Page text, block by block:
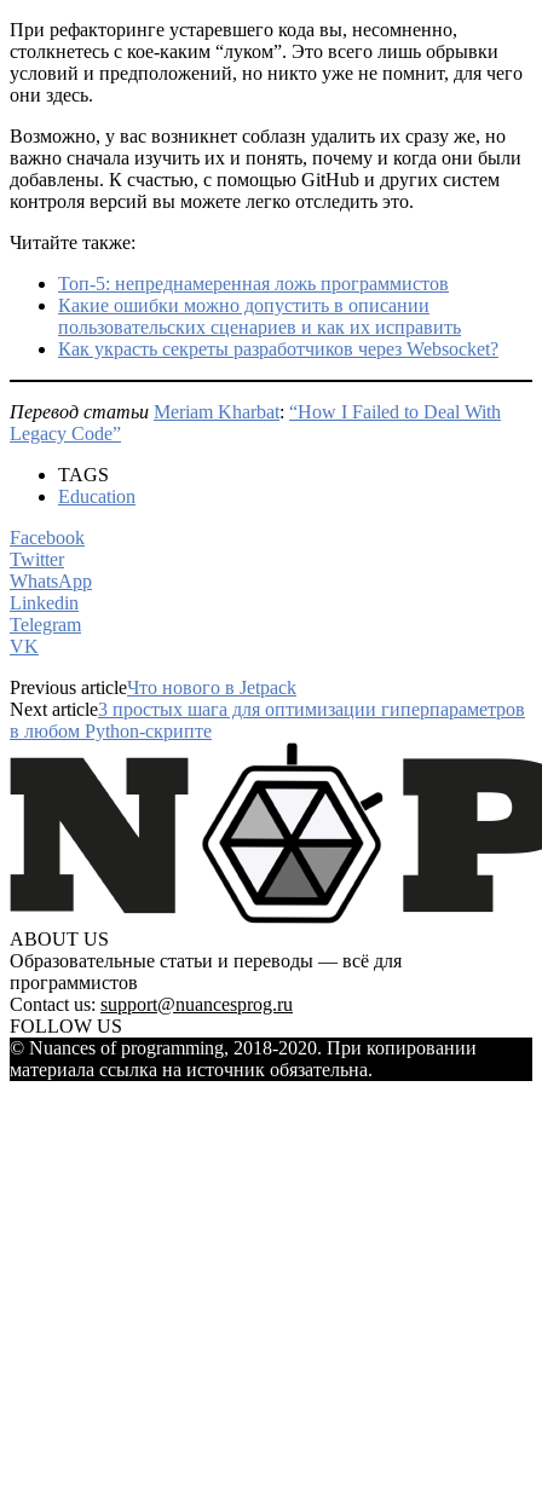
При рефакторинге устаревшего кода вы, несомненно,
столкнетесь с кое-каким “луком”. Это всего лишь обрывки
условий и предположений, но никто уже не помнит, для чего
они здесь.
Возможно, у вас возникнет соблазн удалить их сразу же, но
важно сначала изучить их и понять, почему и когда они были
добавлены. К счастью, с помощью GitHub и других систем
контроля версий вы можете легко отследить это.
Читайте также:
Топ-5: непреднамеренная ложь программистов
Какие ошибки можно допустить в описании
пользовательских сценариев и как их исправить
Как украсть секреты разработчиков через Websocket?
Перевод статьи Meriam Kharbat: “How I Failed to Deal With
Legacy Code”
TAGS
Education
Facebook
Twitter
WhatsApp
Linkedin
Telegram
VK
Previous articleЧто нового в Jetpack
Next article3 простых шага для оптимизации гиперпараметров
в любом Python-скрипте
ABOUT US
Образовательные статьи и переводы — всё для
программистов
Contact us: support@nuancesprog.ru
FOLLOW US
© Nuances of programming, 2018-2020. При копировании
материала ссылка на источник обязательна.